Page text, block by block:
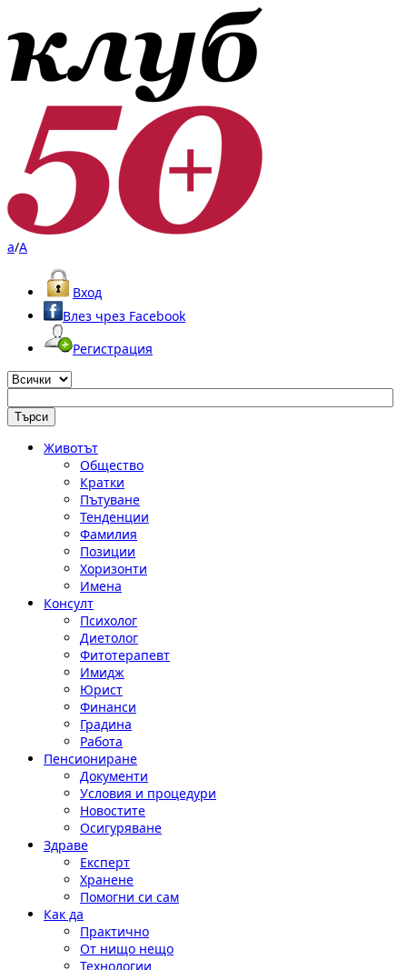
a/A
Вход
Влез чрез Facebook
Регистрация
Животът
Общество
Кратки
Пътуване
Тенденции
Фамилия
Позиции
Хоризонти
Имена
Консулт
Психолог
Диетолог
Фитотерапевт
Имидж
Юрист
Финанси
Градина
Работа
Пенсиониране
Документи
Условия и процедури
Новостите
Осигуряване
Здраве
Експерт
Хранене
Помогни си сам
Как да
Практично
От нищо нещо
Технологии